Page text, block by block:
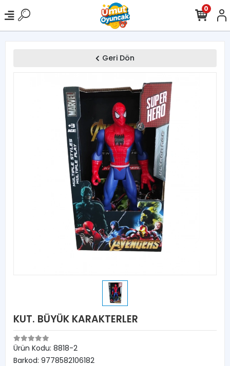
0
Geri Dön
KUT. BÜYÜK KARAKTERLER
Ürün Kodu: 8818-2
Barkod: 9778582106182